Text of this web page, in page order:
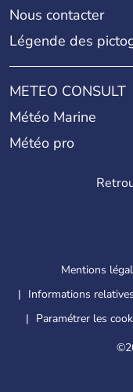
Nous contacter
Légende des
METEO CONSULT
Météo Marine
Météo pro
Mentions
Informations
Paramétrer les
©